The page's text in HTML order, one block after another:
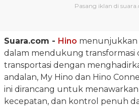
Suara.com - Hino menunjukkan
dalam mendukung transformasi
transportasi dengan
andalan, My Hino dan Hino
ini dirancang untuk
kecepatan, dan kontrol penuh